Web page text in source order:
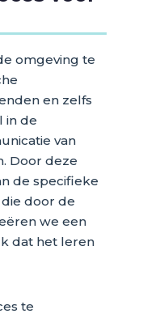
omgeving te
en zelfs
in de
van
Door deze
de specifieke
door de
we een
dat het leren
te